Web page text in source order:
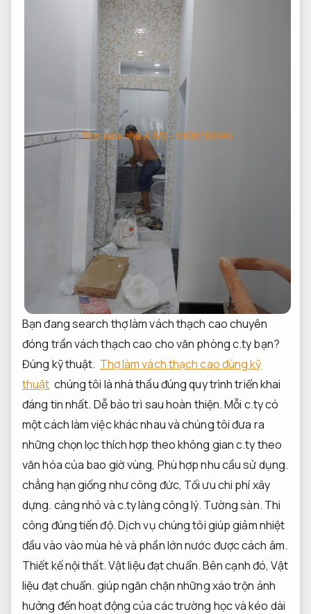
Bạn đang search thợ làm vách thạch cao chuyên
đóng trần vách thạch cao cho văn phòng c.ty bạn?
Đúng kỹ thuật. Thợ làm vách thạch cao đúng kỹ
thuật chúng tôi là nhà thầu đúng quy trình triển khai
đáng tin nhất. Dễ bảo trì sau hoàn thiện.Mỗi c.ty có
một cách làm việc khác nhau và chúng tôi đưa ra
những chọn lọc thích hợp theo không gian c.ty theo
văn hóa của bao giờ vùng, Phù hợp nhu cầu sử dụng.
chẳng hạn giống như công đức, Tối ưu chi phí xây
dựng. cảng nhỏ và c.ty làng công lý. Tường sàn. Thi
công đúng tiến độ.Dịch vụ chúng tôi giúp giảm nhiệt
đầu vào vào mùa hè và phần lớn nước được cách âm.
Thiết kế nội thất.Vật liệu đạt chuẩn.Bên cạnh đó,Vật
liệu đạt chuẩn. giúp ngăn chặn những xáo trộn ảnh
hưởng đến hoạt động của các trường học và kéo dài